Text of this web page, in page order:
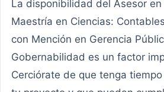
La disponibilidad del Asesor en
Maestría en Ciencias:
con Mención en Gerencia
Gobernabilidad es un factor
Cerciórate de que tenga